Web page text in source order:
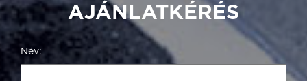
AJÁNLATKÉRÉS
Név: